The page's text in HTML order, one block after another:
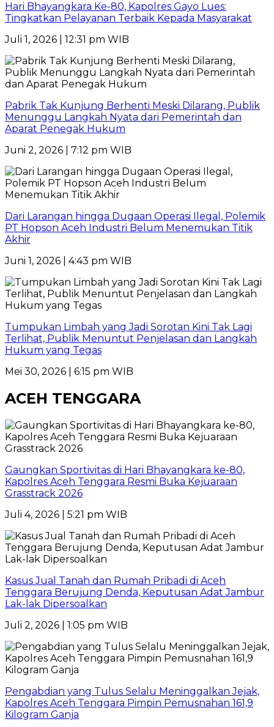
Hari Bhayangkara Ke-80, Kapolres Gayo Lues:
Tingkatkan Pelayanan Terbaik Kepada Masyarakat
Juli 1, 2026 | 12:31 pm WIB
Pabrik Tak Kunjung Berhenti Meski Dilarang, Publik
Menunggu Langkah Nyata dari Pemerintah dan
Aparat Penegak Hukum
Juni 2, 2026 | 7:12 pm WIB
Dari Larangan hingga Dugaan Operasi Ilegal, Polemik
PT Hopson Aceh Industri Belum Menemukan Titik
Akhir
Juni 1, 2026 | 4:43 pm WIB
Tumpukan Limbah yang Jadi Sorotan Kini Tak Lagi
Terlihat, Publik Menuntut Penjelasan dan Langkah
Hukum yang Tegas
Mei 30, 2026 | 6:15 pm WIB
ACEH TENGGARA
Gaungkan Sportivitas di Hari Bhayangkara ke-80,
Kapolres Aceh Tenggara Resmi Buka Kejuaraan
Grasstrack 2026
Juli 4, 2026 | 5:21 pm WIB
Kasus Jual Tanah dan Rumah Pribadi di Aceh
Tenggara Berujung Denda, Keputusan Adat Jambur
Lak-lak Dipersoalkan
Juli 2, 2026 | 1:05 pm WIB
Pengabdian yang Tulus Selalu Meninggalkan Jejak,
Kapolres Aceh Tenggara Pimpin Pemusnahan 161,9
Kilogram Ganja